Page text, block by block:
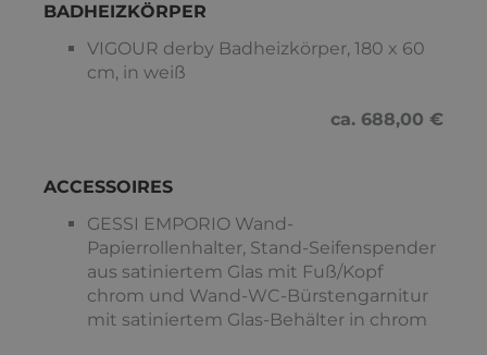
BADHEIZKÖRPER
VIGOUR derby Badheizkörper, 180 x 60
cm, in weiß
ca. 688,00 €
ACCESSOIRES
GESSI EMPORIO Wand-
Papierrollenhalter, Stand-Seifenspender
aus satiniertem Glas mit Fuß/Kopf
chrom und Wand-WC-Bürstengarnitur
mit satiniertem Glas-Behälter in chrom